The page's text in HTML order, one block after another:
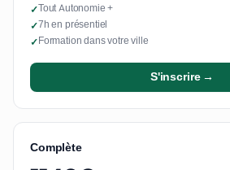
✓Tout Autonomie +
✓7h en présentiel
✓Formation dans votre ville
S'inscrire →
Complète